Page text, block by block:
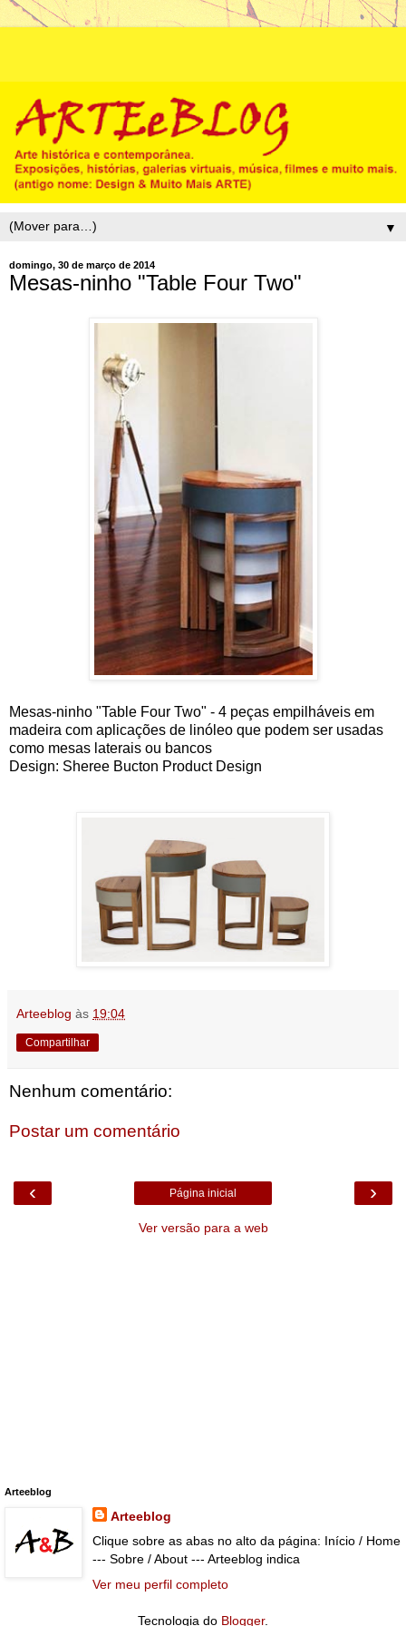
▼
domingo, 30 de março de 2014
Mesas-ninho "Table Four Two"
Mesas-ninho "Table Four Two" - 4 peças empilháveis em
madeira com aplicações de linóleo que podem ser usadas
como mesas laterais ou bancos
Design: Sheree Bucton Product Design
Arteeblog às 19:04
Compartilhar
Nenhum comentário:
Postar um comentário
‹ ›
Página inicial
Ver versão para a web
Arteeblog
Arteeblog
Clique sobre as abas no alto da página: Início / Home
--- Sobre / About --- Arteeblog indica
Ver meu perfil completo
Tecnologia do Blogger.